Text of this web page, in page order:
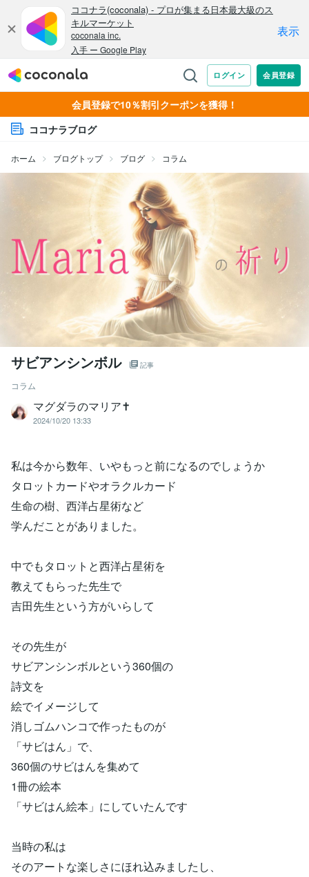
会員登録で10％割引クーポンを獲得！
ココナラブログ
ホーム ブログトップ ブログ コラム
サビアンシンボル 記事
コラム
マグダラのマリア✝️
2024/10/20 13:33
私は今から数年、いやもっと前になるのでしょうか
タロットカードやオラクルカード
生命の樹、西洋占星術など
学んだことがありました。
中でもタロットと西洋占星術を
教えてもらった先生で
吉田先生という方がいらして
その先生が
サビアンシンボルという360個の
詩文を
絵でイメージして
消しゴムハンコで作ったものが
「サビはん」で、
360個のサビはんを集めて
1冊の絵本
「サビはん絵本」にしていたんです
当時の私は
そのアートな楽しさにほれ込みましたし、